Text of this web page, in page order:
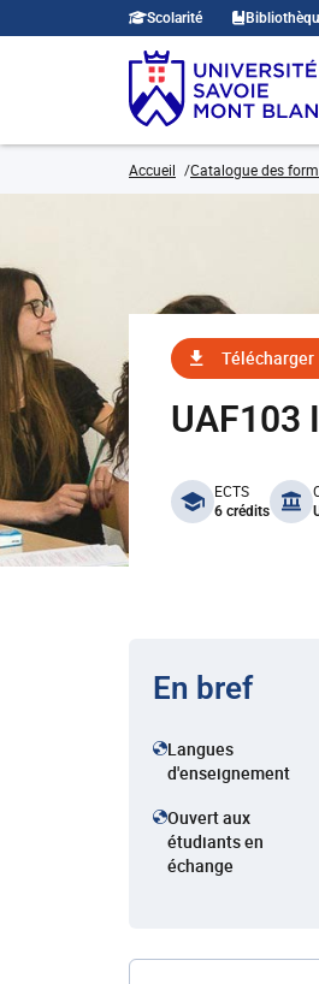
Scolarité
Accueil Catalogue des
Télécharger
UAF103
benefits
ECTS
6 crédits
En bref
Langues
d'enseignement
Ouvert aux
étudiants en
échange